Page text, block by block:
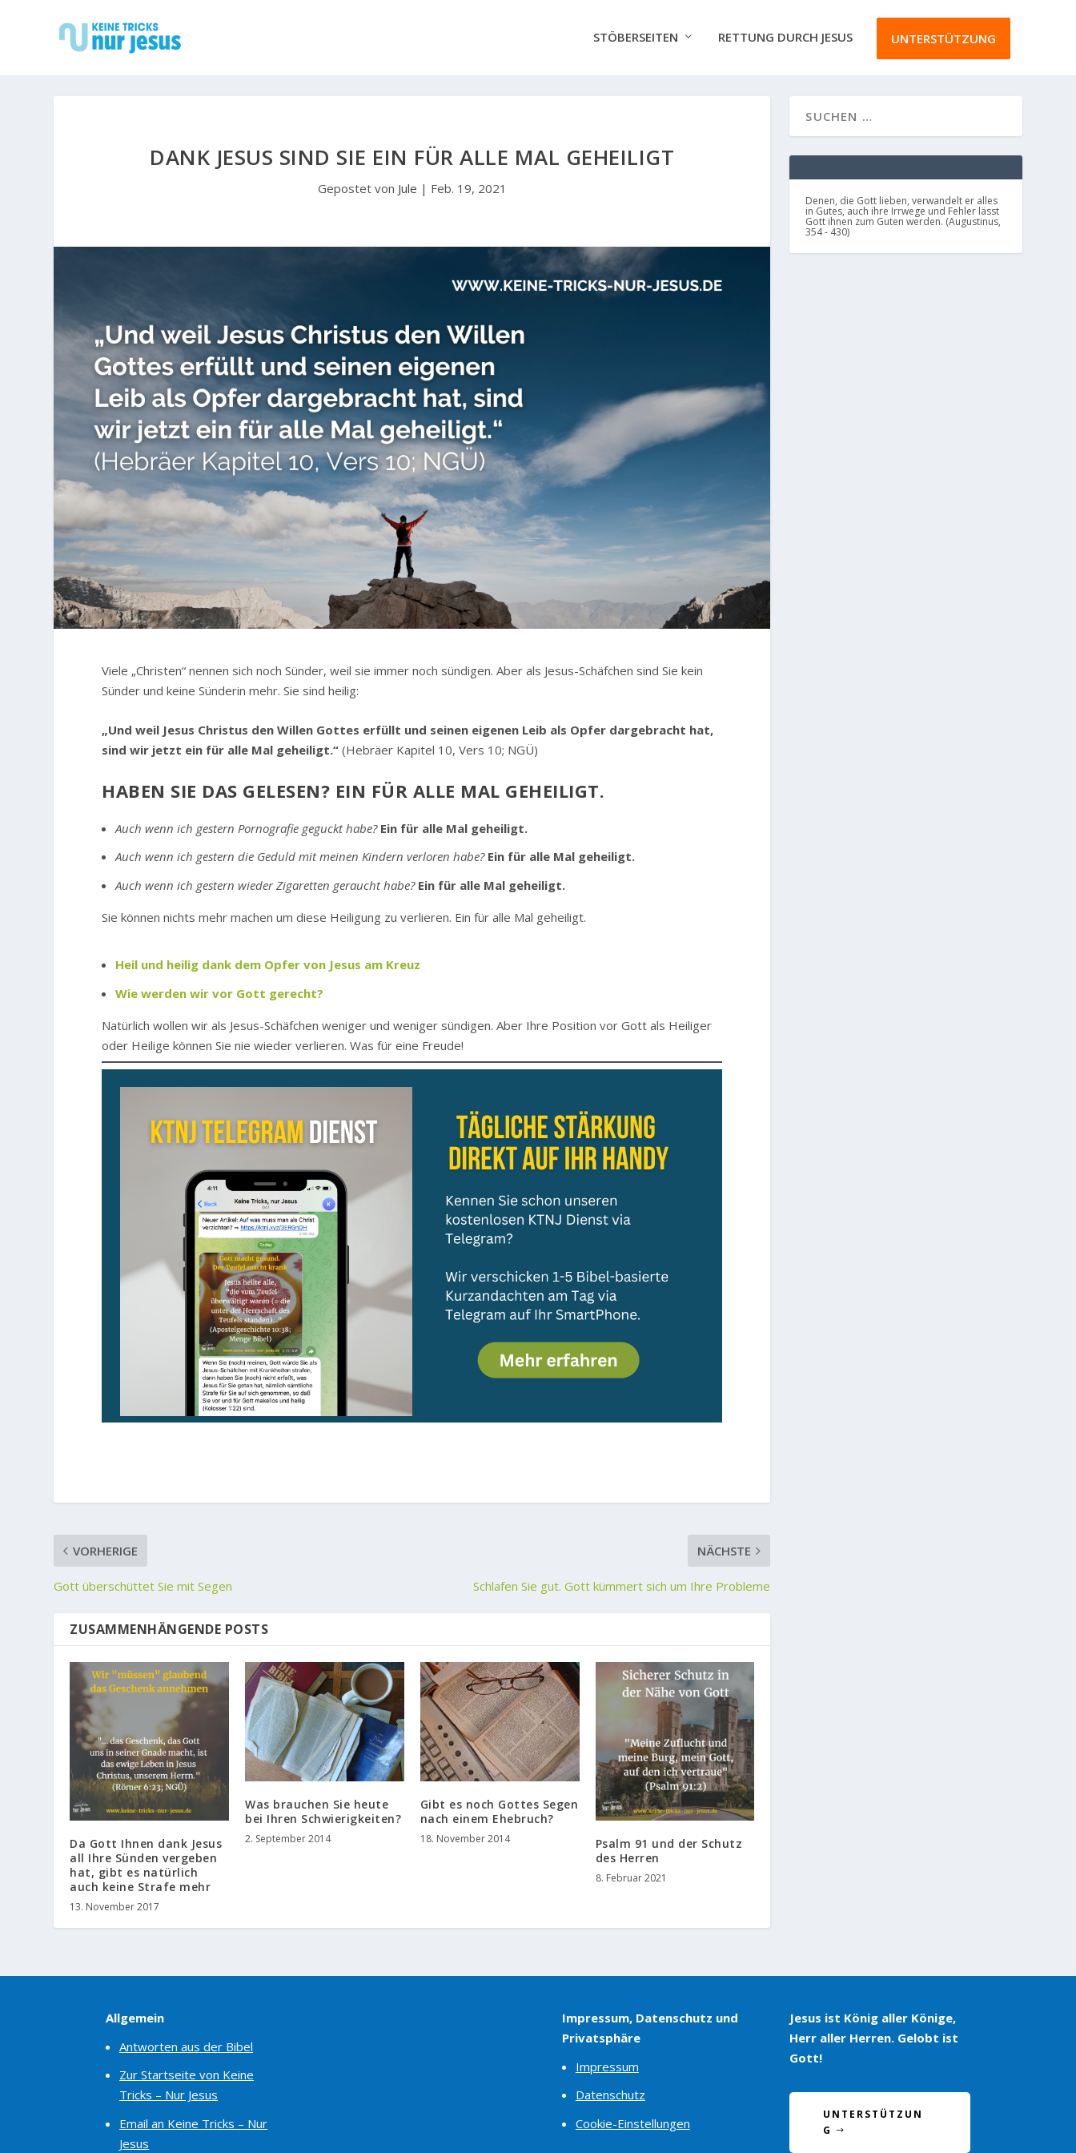
STÖBERSEITEN RETTUNG DURCH JESUS UNTERSTÜTZUNG
DANK JESUS SIND SIE EIN FÜR ALLE MAL GEHEILIGT
Gepostet von Jule | Feb. 19, 2021
Viele „Christen“ nennen sich noch Sünder, weil sie immer noch sündigen. Aber als Jesus-Schäfchen sind Sie kein
Sünder und keine Sünderin mehr. Sie sind heilig:
„Und weil Jesus Christus den Willen Gottes erfüllt und seinen eigenen Leib als Opfer dargebracht hat,
sind wir jetzt ein für alle Mal geheiligt.“ (Hebräer Kapitel 10, Vers 10; NGÜ)
HABEN SIE DAS GELESEN? EIN FÜR ALLE MAL GEHEILIGT.
Auch wenn ich gestern Pornografie geguckt habe? Ein für alle Mal geheiligt.
Auch wenn ich gestern die Geduld mit meinen Kindern verloren habe? Ein für alle Mal geheiligt.
Auch wenn ich gestern wieder Zigaretten geraucht habe? Ein für alle Mal geheiligt.
Sie können nichts mehr machen um diese Heiligung zu verlieren. Ein für alle Mal geheiligt.
Heil und heilig dank dem Opfer von Jesus am Kreuz
Wie werden wir vor Gott gerecht?
Natürlich wollen wir als Jesus-Schäfchen weniger und weniger sündigen. Aber Ihre Position vor Gott als Heiliger
oder Heilige können Sie nie wieder verlieren. Was für eine Freude!
VORHERIGE
Gott überschüttet Sie mit Segen
NÄCHSTE
Schlafen Sie gut. Gott kümmert sich um Ihre Probleme
ZUSAMMENHÄNGENDE POSTS
Da Gott Ihnen dank Jesus
all Ihre Sünden vergeben
hat, gibt es natürlich
auch keine Strafe mehr
13. November 2017
Was brauchen Sie heute
bei Ihren Schwierigkeiten?
2. September 2014
Gibt es noch Gottes Segen
nach einem Ehebruch?
18. November 2014
Psalm 91 und der Schutz
des Herren
8. Februar 2021
Denen, die Gott lieben, verwandelt er alles
in Gutes, auch ihre Irrwege und Fehler lässt
Gott ihnen zum Guten werden. (Augustinus,
354 - 430)
Allgemein
Antworten aus der Bibel
Zur Startseite von Keine
Tricks – Nur Jesus
Email an Keine Tricks – Nur
Jesus
Impressum, Datenschutz und
Privatsphäre
Impressum
Datenschutz
Cookie-Einstellungen
Jesus ist König aller Könige,
Herr aller Herren. Gelobt ist
Gott!
UNTERSTÜTZUN
G